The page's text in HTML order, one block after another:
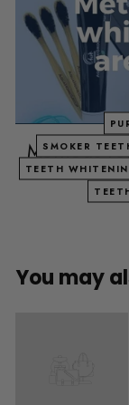
r
o
SMOKER
TEETH
Methods
You may